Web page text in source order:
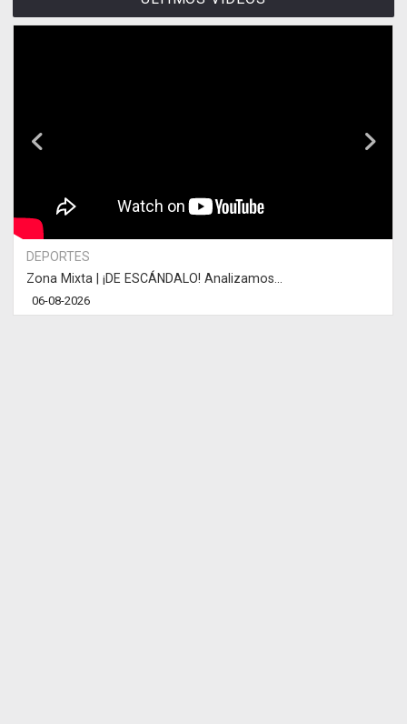
DEPORTES
Zona Mixta | ¡DE ESCÁNDALO! Analizamos...
06-08-2026